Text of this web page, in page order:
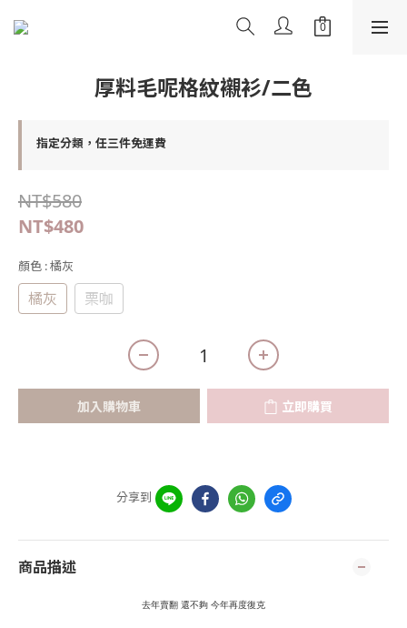
厚料毛呢格紋襯衫/二色
指定分類，任三件免運費
NT$580
NT$480
顏色 : 橘灰
橘灰 栗咖
加入購物車 立即購買
分享到
商品描述
去年賣翻 還不夠 今年再度復克